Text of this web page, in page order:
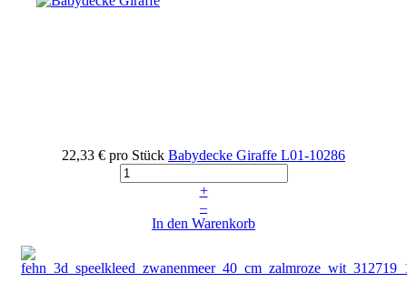
22,33 € pro Stück Babydecke Giraffe L01-10286
+
–
In den Warenkorb